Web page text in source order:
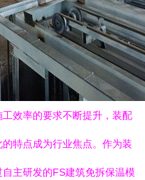
效率的要求不断提升，装配
特点成为行业焦点。作为装
主研发的FS建筑免拆保温模